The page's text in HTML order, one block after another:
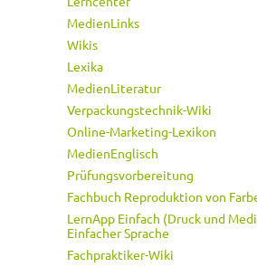
MedienLinks
Wikis
Lexika
MedienLiteratur
Verpackungstechnik-Wiki
Online-Marketing-Lexikon
MedienEnglisch
Prüfungsvorbereitung
Fachbuch Reproduktion von
LernApp Einfach (Druck und
Einfacher Sprache
Fachpraktiker-Wiki